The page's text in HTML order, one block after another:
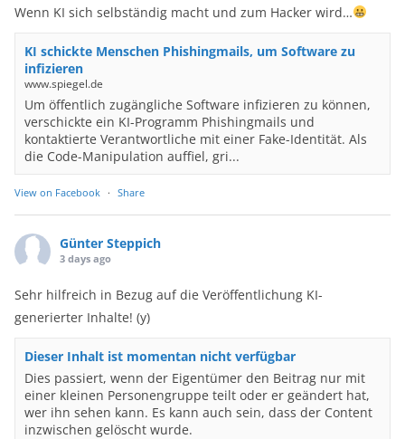
Wenn KI sich selbständig macht und zum Hacker wird…
KI schickte Menschen Phishingmails, um Software zu
infizieren
www.spiegel.de
Um öffentlich zugängliche Software infizieren zu können,
verschickte ein KI-Programm Phishingmails und
kontaktierte Verantwortliche mit einer Fake-Identität. Als
die Code-Manipulation auffiel, gri...
View on Facebook · Share
Günter Steppich
3 days ago
Sehr hilfreich in Bezug auf die Veröffentlichung KI-
generierter Inhalte! (y)
Dieser Inhalt ist momentan nicht verfügbar
Dies passiert, wenn der Eigentümer den Beitrag nur mit
einer kleinen Personengruppe teilt oder er geändert hat,
wer ihn sehen kann. Es kann auch sein, dass der Content
inzwischen gelöscht wurde.